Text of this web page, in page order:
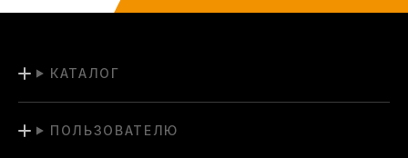
КАТАЛОГ
ПОЛЬЗОВАТЕЛЮ